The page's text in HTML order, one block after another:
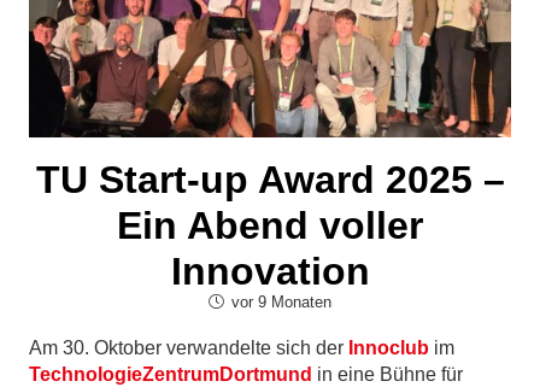
TU Start-up Award 2025 –
Ein Abend voller
Innovation
vor 9 Monaten
Am 30. Oktober verwandelte sich der Innoclub im
TechnologieZentrumDortmund in eine Bühne für